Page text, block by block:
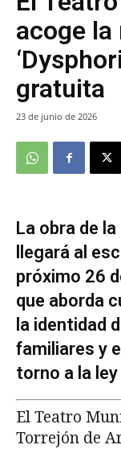
acoge
gratuita
23 de junio de 2026
La obra de
llegará al
próximo 26
que aborda
la identidad
familiares y
torno a la
El Teatro
Torrejón de